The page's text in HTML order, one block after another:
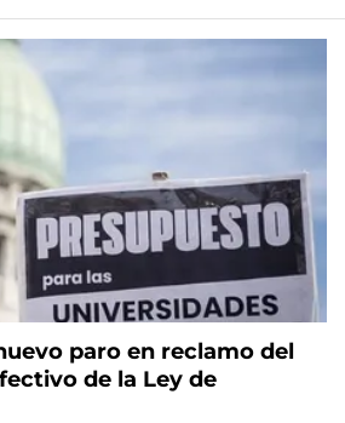
paro en reclamo del
de la Ley de